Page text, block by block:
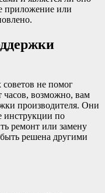
приложение или
не помог
часов, возможно, вам
производителя. Они
инструкции по
ремонт или замену
решена другими